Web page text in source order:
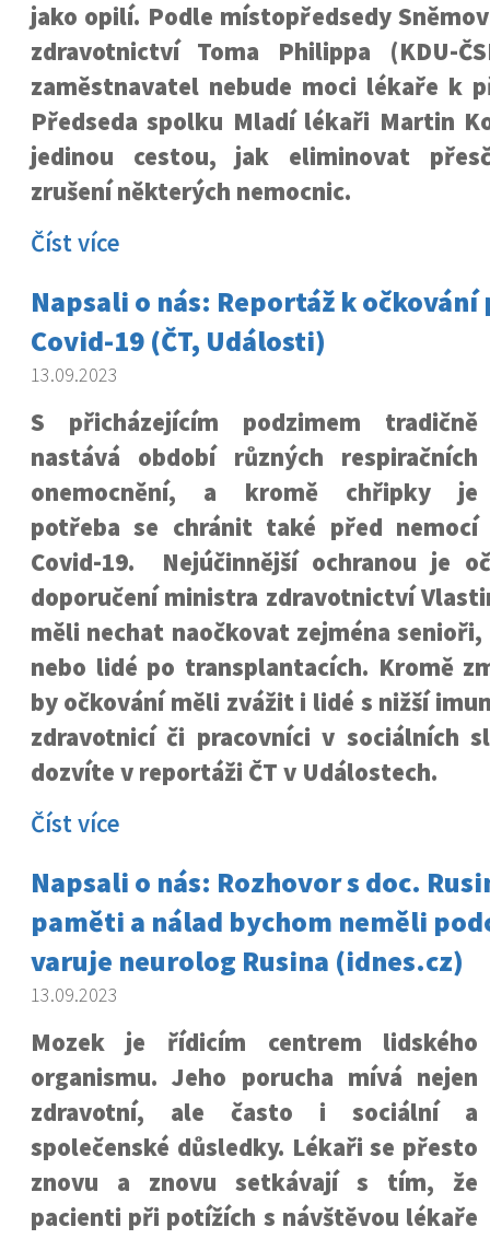
jako opilí. Podle místopředsedy
zdravotnictví Toma Philippa (KDU-
zaměstnavatel nebude moci lékaře k
Předseda spolku Mladí lékaři Martin
jedinou cestou, jak eliminovat
zrušení některých nemocnic.
Číst více
Napsali o nás: Reportáž k
Covid-19 (ČT, Události)
13.09.2023
S přicházejícím podzimem tradičně
nastává období různých respiračních
onemocnění, a kromě chřipky je
potřeba se chránit také před nemocí
Covid-19. Nejúčinnější ochranou je
doporučení ministra zdravotnictví
měli nechat naočkovat zejména
nebo lidé po transplantacích. Kromě
by očkování měli zvážit i lidé s nižší
zdravotnicí či pracovníci v sociálních
dozvíte v reportáži ČT v Událostech.
Číst více
Napsali o nás: Rozhovor s doc.
paměti a nálad bychom neměli
varuje neurolog Rusina (idnes.cz)
13.09.2023
Mozek je řídicím centrem lidského
organismu. Jeho porucha mívá nejen
zdravotní, ale často i sociální a
společenské důsledky. Lékaři se přesto
znovu a znovu setkávají s tím, že
pacienti při potížích s návštěvou lékaře